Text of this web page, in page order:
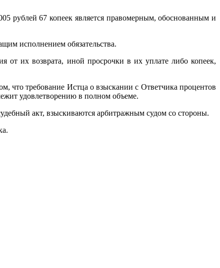
рублей 67 копеек является правомерным, обоснованным и
исполнением обязательства.
их возврата, иной просрочки в их уплате либо копеек,
что требование Истца о взыскании с Ответчика процентов
удовлетворению в полном объеме.
акт, взыскиваются арбитражным судом со стороны.